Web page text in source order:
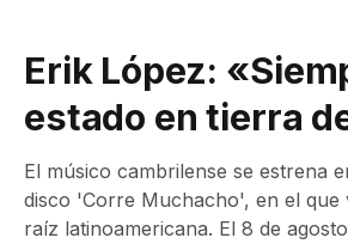
Erik López:
estado en tierra
El músico cambrilense se estrena
disco 'Corre Muchacho', en el que
raíz latinoamericana. El 8 de